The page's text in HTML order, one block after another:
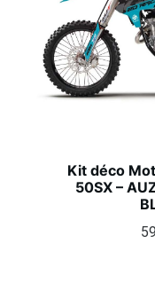
Kit déco
50SX –